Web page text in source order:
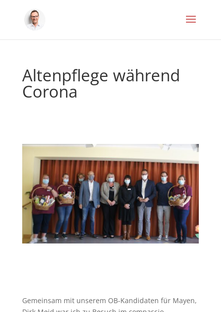
Altenpflege während
Corona
Gemeinsam mit unserem OB-Kandidaten für Mayen,